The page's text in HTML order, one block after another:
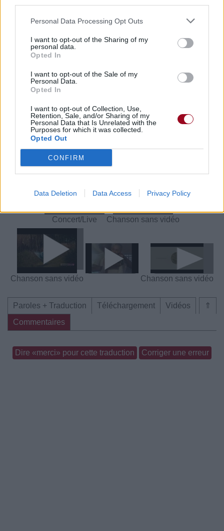
Personal Data Processing Opt Outs
I want to opt-out of the Sharing of my
personal data.
Opted In
I want to opt-out of the Sale of my
Personal Data.
Opted In
I want to opt-out of Collection, Use,
Retention, Sale, and/or Sharing of my
Personal Data that Is Unrelated with the
Purposes for which it was collected.
Opted Out
CONFIRM
Data Deletion Data Access Privacy Policy
Télécharger légalement les MP3 sur
Télécharger légalement les MP3 ou trouver le CD sur
Trouver des vinyles et des CD sur
meilleur prix sur
Paroles + Traduction Téléchargement
Vidéos
Commentaires
Voir la vidéo de «Woman»
Concert/Live Chanson sans vidéo
Chanson sans vidéo Chanson sans vidéo
⇑
Paroles + Traduction Téléchargement
Vidéos
Commentaires
Dire «merci» pour cette traduction Corriger une erreur